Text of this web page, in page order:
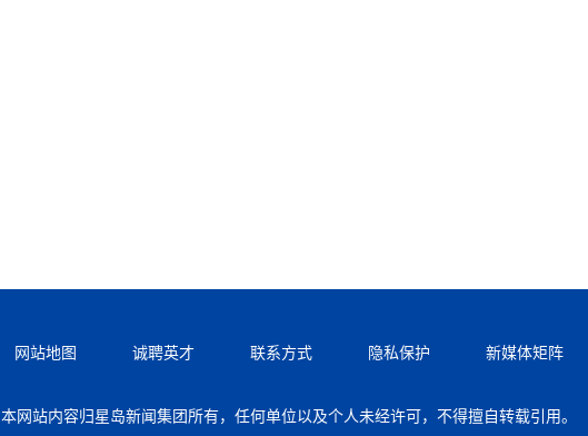
网站地图 诚聘英才 联系方式 隐私保护 新媒体矩阵
本网站内容归星岛新闻集团所有，任何单位以及个人未经许可，不得擅自转载引用。